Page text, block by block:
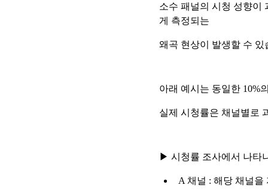
소수 패널의 시청 성향이
게 측정되는
왜곡 현상이 발생할 수 있
아래 예시는 동일한 10%
실제 시청률은 채널별로
▶ 시청률 조사에서 나타
A 채널 : 해당 채널